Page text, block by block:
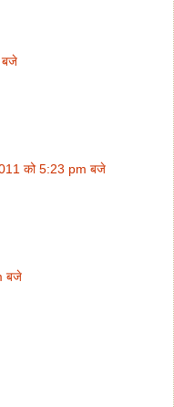
बजे
को 5:23 pm बजे
बजे